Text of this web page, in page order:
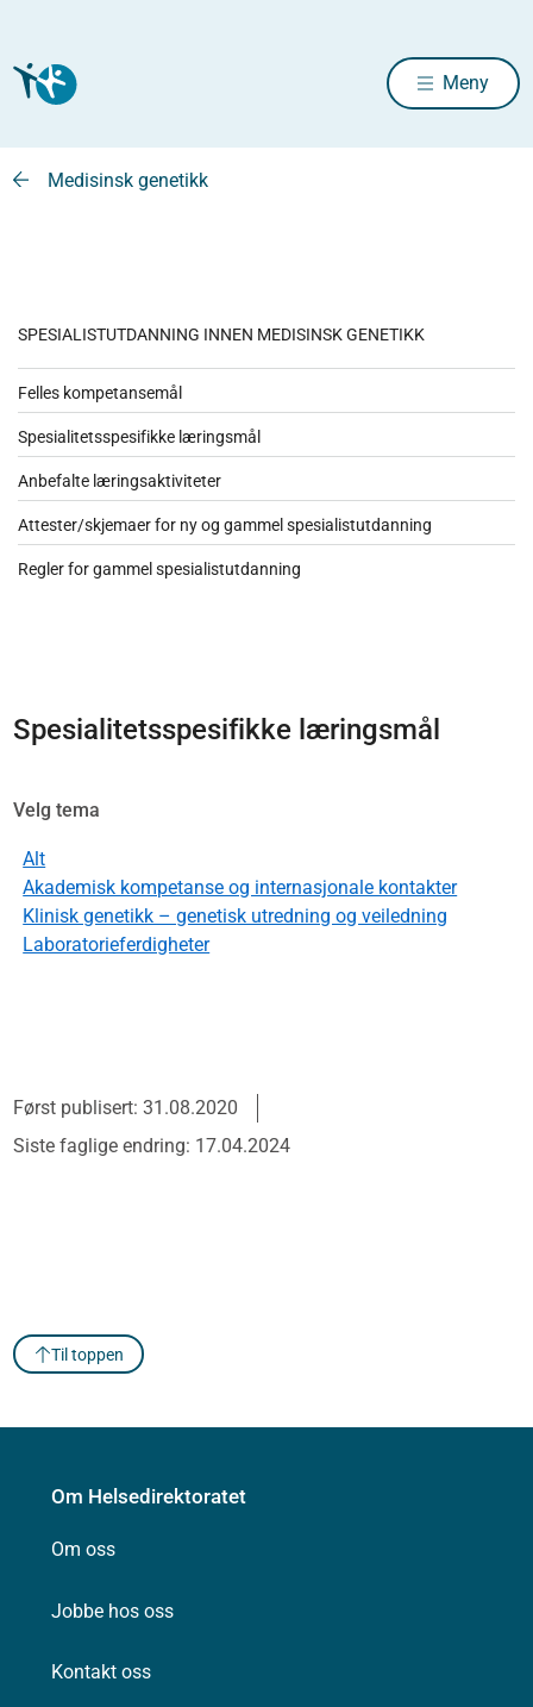
Meny
Medisinsk genetikk
SPESIALISTUTDANNING INNEN MEDISINSK GENETIKK
Felles kompetansemål
Spesialitetsspesifikke læringsmål
Anbefalte læringsaktiviteter
Attester/skjemaer for ny og gammel spesialistutdanning
Regler for gammel spesialistutdanning
Spesialitetsspesifikke læringsmål
Velg tema
Alt
Akademisk kompetanse og internasjonale kontakter
Klinisk genetikk – genetisk utredning og veiledning
Laboratorieferdigheter
Først publisert: 31.08.2020
Siste faglige endring: 17.04.2024
Til toppen
Om Helsedirektoratet
Om oss
Jobbe hos oss
Kontakt oss